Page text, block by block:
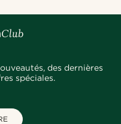
des dernières
spéciales.